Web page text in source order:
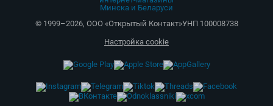
© 1999–2026, ООО «Открытый Контакт»УНП 100008738
Настройка cookie